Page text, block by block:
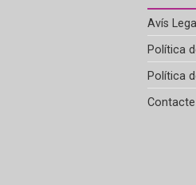
Avís Legal
Política
Política
Contacte